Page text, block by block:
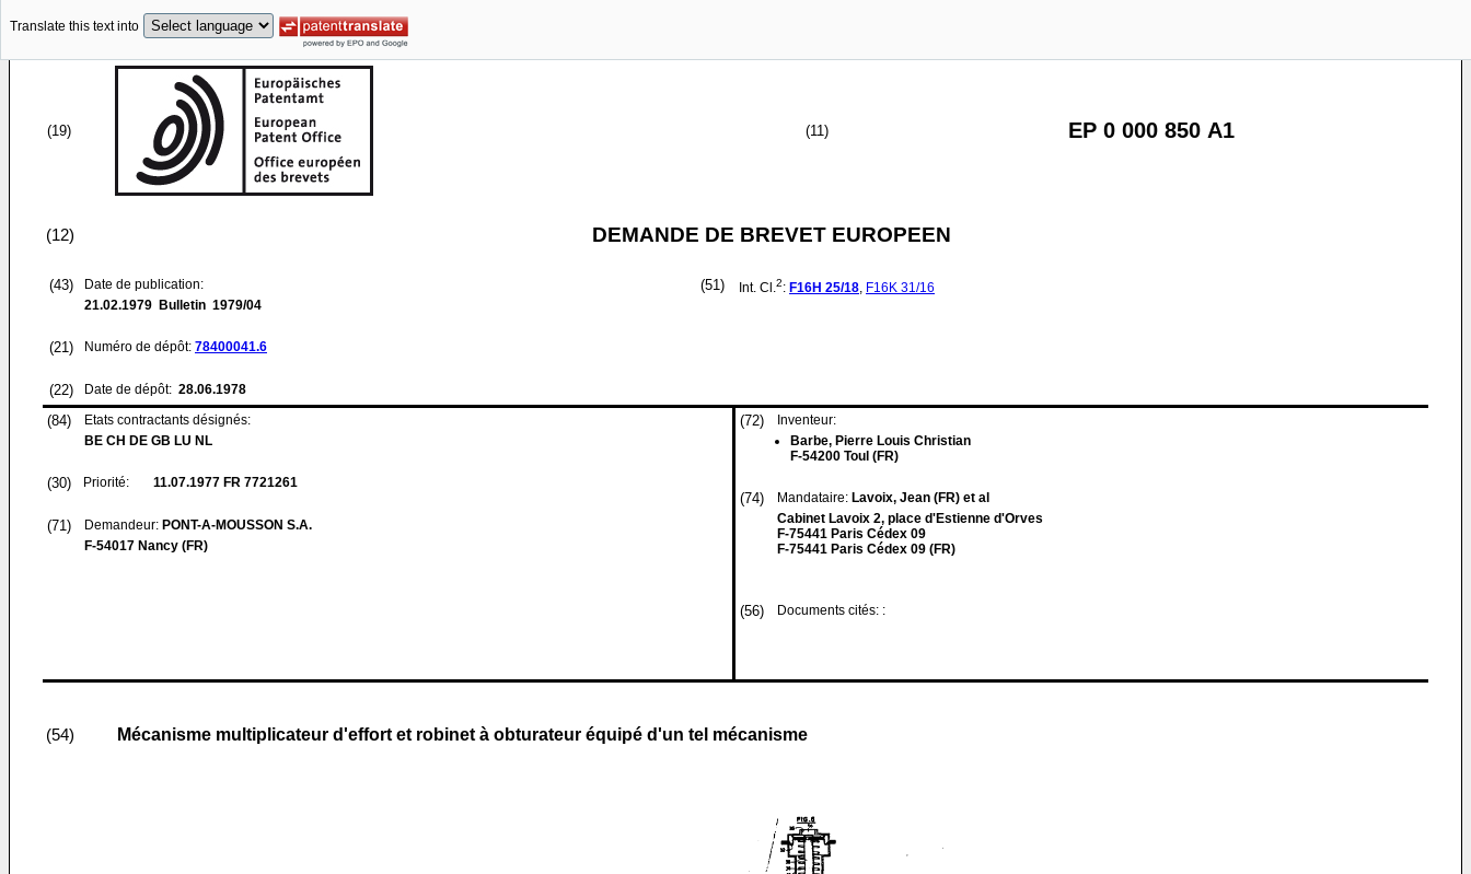
Translate this text into
(19) (11) EP 0 000 850 A1
(12) DEMANDE DE BREVET EUROPEEN
(43)
Date de publication:
21.02.1979 Bulletin 1979/04
(21) Numéro de dépôt: 78400041.6
(22) Date de dépôt: 28.06.1978
(51) Int. Cl.2: F16H 25/18, F16K 31/16
(84)
Etats contractants désignés:
BE CH DE GB LU NL
(30) Priorité: 11.07.1977 FR 7721261
(71) Demandeur: PONT-A-MOUSSON S.A.
F-54017 Nancy (FR)
(72)
Inventeur:
Barbe, Pierre Louis Christian
F-54200 Toul (FR)
(74) Mandataire: Lavoix, Jean (FR) et al
Cabinet Lavoix 2, place d'Estienne d'Orves
F-75441 Paris Cédex 09
F-75441 Paris Cédex 09 (FR)
(56) Documents cités: :
(54) Mécanisme multiplicateur d'effort et robinet à obturateur équipé d'un tel mécanisme